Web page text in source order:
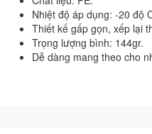
Nhiệt độ áp dụng: -20 độ
Thiết kế gấp gọn, xếp lại
Trọng lượng bình: 144gr.
Dễ dàng mang theo cho